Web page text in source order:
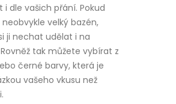
i dle vašich přání. Pokud
velký bazén,
ji nechat udělat i na
Rovněž tak můžete vybírat z
černé barvy, která je
vašeho vkusu než